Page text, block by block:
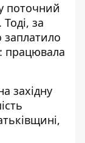
поточний
за
заплатило
працювала
західну